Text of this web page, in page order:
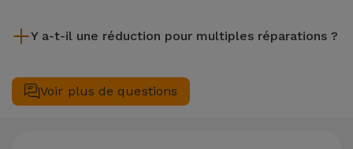
il est toujours recommandé de faire une sauvegarde. La page
des fichiers.
Y a-t-il une réduction pour multiples réparations ?
complète de votre équipement. Si votre OnePlus OnePlus 7 /
7 Pro 7 Pro nécessite deux ou plusieurs interventions
Voir plus de questions